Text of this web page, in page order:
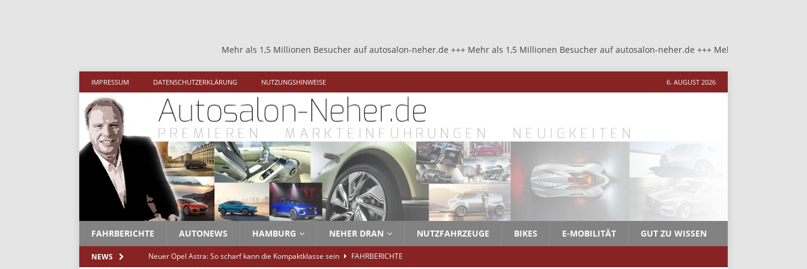
Mehr als 1,5 Millionen Besucher auf autosalon-neher.de +++ Mehr als 1,5 Millionen Besucher auf autosalon-neher.de +++ Mehr als 1,5 Millionen Besucher
IMPRESSUM DATENSCHUTZERKLÄRUNG NUTZUNGSHINWEISE 6. AUGUST 2026
FAHRBERICHTE AUTONEWS HAMBURG NEHER DRAN NUTZFAHRZEUGE BIKES E-MOBILITÄT GUT ZU WISSEN
NEWS Neuer Opel Astra: So scharf kann die Kompaktklasse sein
FAHRBERICHTE